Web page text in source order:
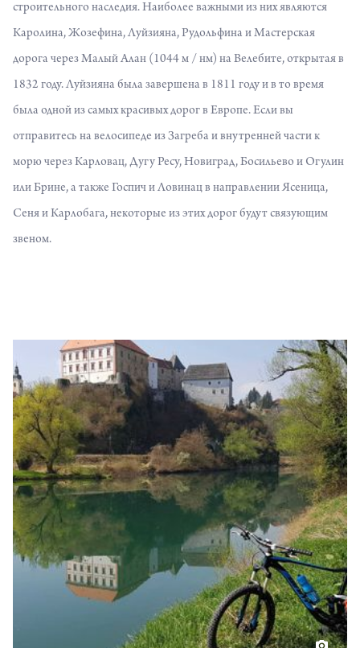
строительного наследия. Наиболее важными из них являются
Каролина, Жозефина, Луйзияна, Рудольфина и Мастерская
дорога через Малый Алан (1044 м / нм) на Велебите, открытая в
1832 году. Луйзияна была завершена в 1811 году и в то время
была одной из самых красивых дорог в Европе. Если вы
отправитесь на велосипеде из Загреба и внутренней части к
морю через Карловац, Дугу Ресу, Новиград, Босильево и Огулин
или Брине, а также Госпич и Ловинац в направлении Ясеница,
Сеня и Карлобага, некоторые из этих дорог будут связующим
звеном.